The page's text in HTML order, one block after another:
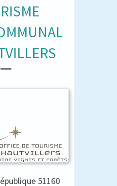
51160